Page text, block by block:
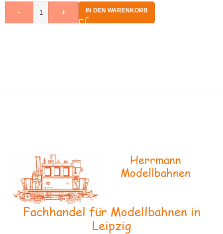
- + IN DEN WARENKORB
Herrmann
Modellbahnen
Fachhandel für Modellbahnen in
Leipzig